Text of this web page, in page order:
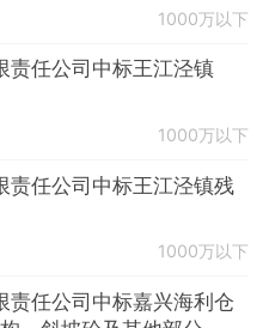
1000万以下
责任公司中标王江泾镇
1000万以下
责任公司中标王江泾镇残
1000万以下
责任公司中标嘉兴海利仓